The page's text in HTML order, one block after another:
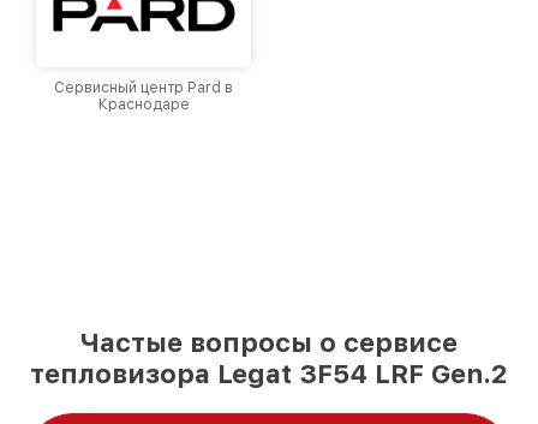
Сервисный центр Pard в
Краснодаре
Частые вопросы о сервисе
тепловизора Legat 3F54 LRF Gen.2